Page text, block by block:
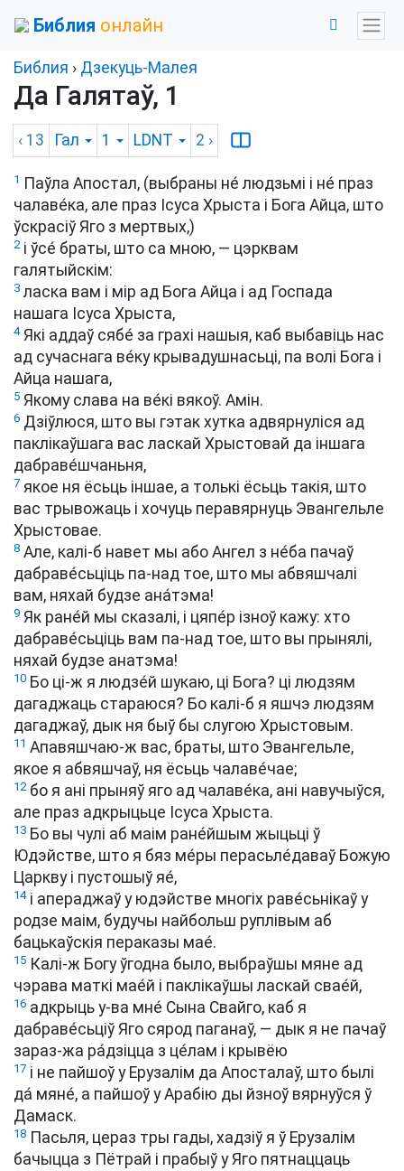
Библия онлайн
Библия › Дзекуць-Малея
Да Галятаў, 1
‹ 13 Гал 1 LDNT 2 ›
1 Паўла Апостал, (выбраны не́ людзьмі і не́ праз
чалаве́ка, але праз Ісуса Хрыста і Бога Айца, што
ўскрасіў Яго з мертвых,)
2і ўсе́ браты, што са мною, — цэрквам
галятыйскім:
3 ласка вам і мір ад Бога Айца і ад Госпада
нашага Ісуса Хрыста,
4Які аддаў сябе́ за грахі нашыя, каб выбавіць нас
ад сучаснага ве́ку крывадушнасьці, па волі Бога і
Айца нашага,
5 Якому слава на ве́кі вякоў. Амін.
6 Дзіўлюся, што вы гэтак хутка адвярнуліся ад
паклікаўшага вас ласкай Хрыстовай да іншага
дабраве́шчаньня,
7 якое ня ёсьць іншае, а толькі ёсьць такія, што
вас трывожаць і хочуць перавярнуць Эвангельле
Хрыстовае.
8 Але, калі-б навет мы або Ангел з не́ба пачаў
дабраве́сьціць па-над тое, што мы абвяшчалі
вам, няхай будзе ана́тэма!
9 Як ране́й мы сказалі, і цяпе́р ізноў кажу: хто
дабраве́сьціць вам па-над тое, што вы прынялі,
няхай будзе анатэма!
10 Бо ці-ж я людзе́й шукаю, ці Бога? ці людзям
дагаджаць стараюся? Бо калі-б я яшчэ людзям
дагаджаў, дык ня быў бы слугою Хрыстовым.
11 Апавяшчаю-ж вас, браты, што Эвангельле,
якое я абвяшчаў, ня ёсьць чалаве́чае;
12бо я ані прыняў яго ад чалаве́ка, ані навучыўся,
але праз адкрыцьце Ісуса Хрыста.
13 Бо вы чулі аб маім ране́йшым жыцьці ў
Юдэйстве, што я бяз ме́ры перасьле́даваў Божую
Царкву і пустошыў яе́,
14і апераджаў у юдэйстве многіх раве́сьнікаў у
родзе маім, будучы найбольш руплівым аб
бацькаўскія пераказы мае́.
15 Калі-ж Богу ўгодна было, выбраўшы мяне ад
чэрава маткі мае́й і паклікаўшы ласкай свае́й,
16 адкрыць у-ва мне́ Сына Свайго, каб я
дабраве́сьціў Яго сярод паганаў, — дык я не пачаў
зараз-жа ра́дзіцца з це́лам і крывёю
17 і не пайшоў у Ерузалім да Апосталаў, што былі
да́ мяне́, а пайшоў у Арабію ды йзноў вярнуўся ў
Дамаск.
18 Пасьля, цераз тры гады, хадзіў я ў Ерузалім
бачыцца з Пётрай і прабыў у Яго пятнаццаць